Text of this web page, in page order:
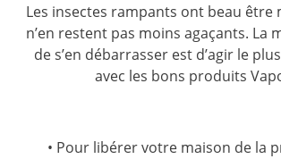
Les insectes rampants ont beau être
n’en restent pas moins agaçants. La
de s’en débarrasser est d’agir le
avec les bons produits
• Pour libérer votre maison de la